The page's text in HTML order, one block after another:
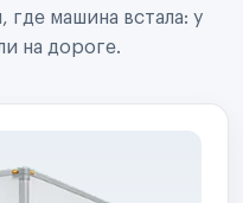
где машина встала: у
на дороге.